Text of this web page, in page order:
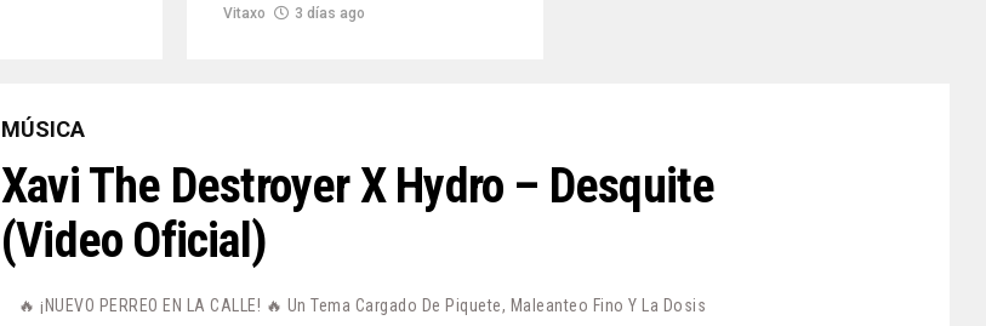
Vitaxo 3 días ago
MÚSICA
Xavi The Destroyer X Hydro – Desquite
(Video Oficial)
🔥 ¡NUEVO PERREO EN LA CALLE! 🔥 Un Tema Cargado De Piquete, Maleanteo Fino Y La Dosis